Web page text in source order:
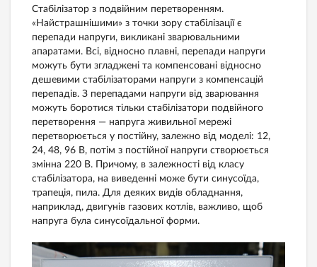
Стабілізатор з подвійним перетворенням.
«Найстрашнішими» з точки зору стабілізації є
перепади напруги, викликані зварювальними
апаратами. Всі, відносно плавні, перепади напруги
можуть бути згладжені та компенсовані відносно
дешевими стабілізаторами напруги з компенсацій
перепадів. З перепадами напруги від зварювання
можуть боротися тільки стабілізатори подвійного
перетворення — напруга живильної мережі
перетворюється у постійну, залежно від моделі: 12,
24, 48, 96 В, потім з постійної напруги створюється
змінна 220 В. Причому, в залежності від класу
стабілізатора, на виведенні може бути синусоїда,
трапеція, пила. Для деяких видів обладнання,
наприклад, двигунів газових котлів, важливо, щоб
напруга була синусоїдальної форми.